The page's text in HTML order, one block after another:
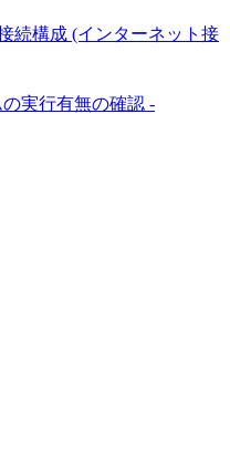
続構成 (インターネット接
の実行有無の確認 -